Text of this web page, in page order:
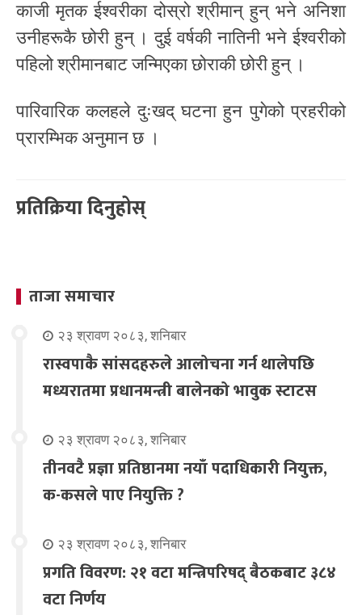
काजी मृतक ईश्वरीका दोस्रो श्रीमान् हुन् भने अनिशा
उनीहरूकै छोरी हुन् । दुई वर्षकी नातिनी भने ईश्वरीको
पहिलो श्रीमानबाट जन्मिएका छोराकी छोरी हुन् ।
पारिवारिक कलहले दुःखद् घटना हुन पुगेको प्रहरीको
प्रारम्भिक अनुमान छ ।
प्रतिक्रिया दिनुहोस्
ताजा समाचार
२३ श्रावण २०८३, शनिबार
रास्वपाकै सांसदहरुले आलोचना गर्न थालेपछि
मध्यरातमा प्रधानमन्त्री बालेनको भावुक स्टाटस
२३ श्रावण २०८३, शनिबार
तीनवटै प्रज्ञा प्रतिष्ठानमा नयाँ पदाधिकारी नियुक्त,
क-कसले पाए नियुक्ति ?
२३ श्रावण २०८३, शनिबार
प्रगति विवरण: २१ वटा मन्त्रिपरिषद् बैठकबाट ३८४
वटा निर्णय